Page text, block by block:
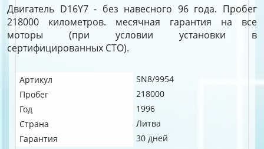
Двигатель D16Y7 - без навесного 96 года. Пробег
218000 километров. месячная гарантия на все
моторы (при условии установки в
сертифицированных СТО).
Артикул
SN8/9954
Пробег
218000
Год
1996
Страна
Литва
Гарантия
30 дней